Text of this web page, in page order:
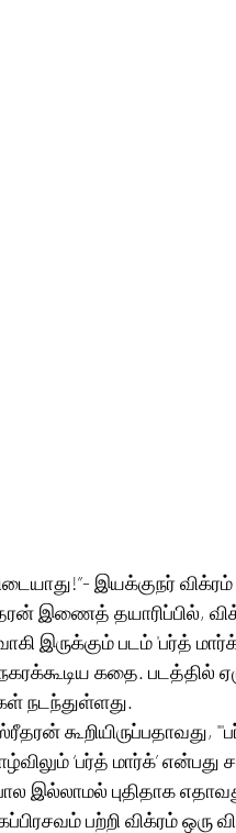
இயக்குநர்
இணைத் தயாரிப்பில்,
இருக்கும் படம் 'பர்த்
கதை. படத்தில்
நடந்துள்ளது.
கூறியிருப்பதாவது,
‘பர்த் மார்க்’
இல்லாமல் புதிதாக
பற்றி விக்ரம் ஒரு